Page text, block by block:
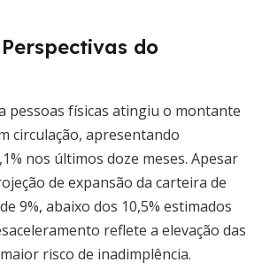
do
pessoas físicas atingiu o montante
circulação, apresentando
nos últimos doze meses. Apesar
de expansão da carteira de
9%, abaixo dos 10,5% estimados
reflete a elevação das
risco de inadimplência.